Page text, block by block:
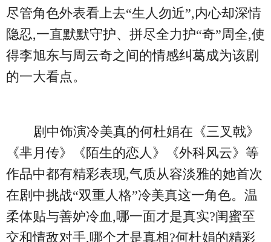
尽管角色外表看上去“生人勿近”,内心却深情
隐忍,一直默默守护、拼尽全力护“奇”周全,使
得李旭东与周云奇之间的情感纠葛成为该剧
的一大看点。
剧中饰演冷美真的何杜娟在《三叉戟》
《芈月传》《陌生的恋人》《外科风云》等
作品中都有精彩表现,气质从容淡雅的她首次
在剧中挑战“双重人格”冷美真这一角色。温
柔体贴与善妒冷血,哪一面才是真实?闺蜜至
交和情敌对手,哪个才是真相?何杜娟的精彩